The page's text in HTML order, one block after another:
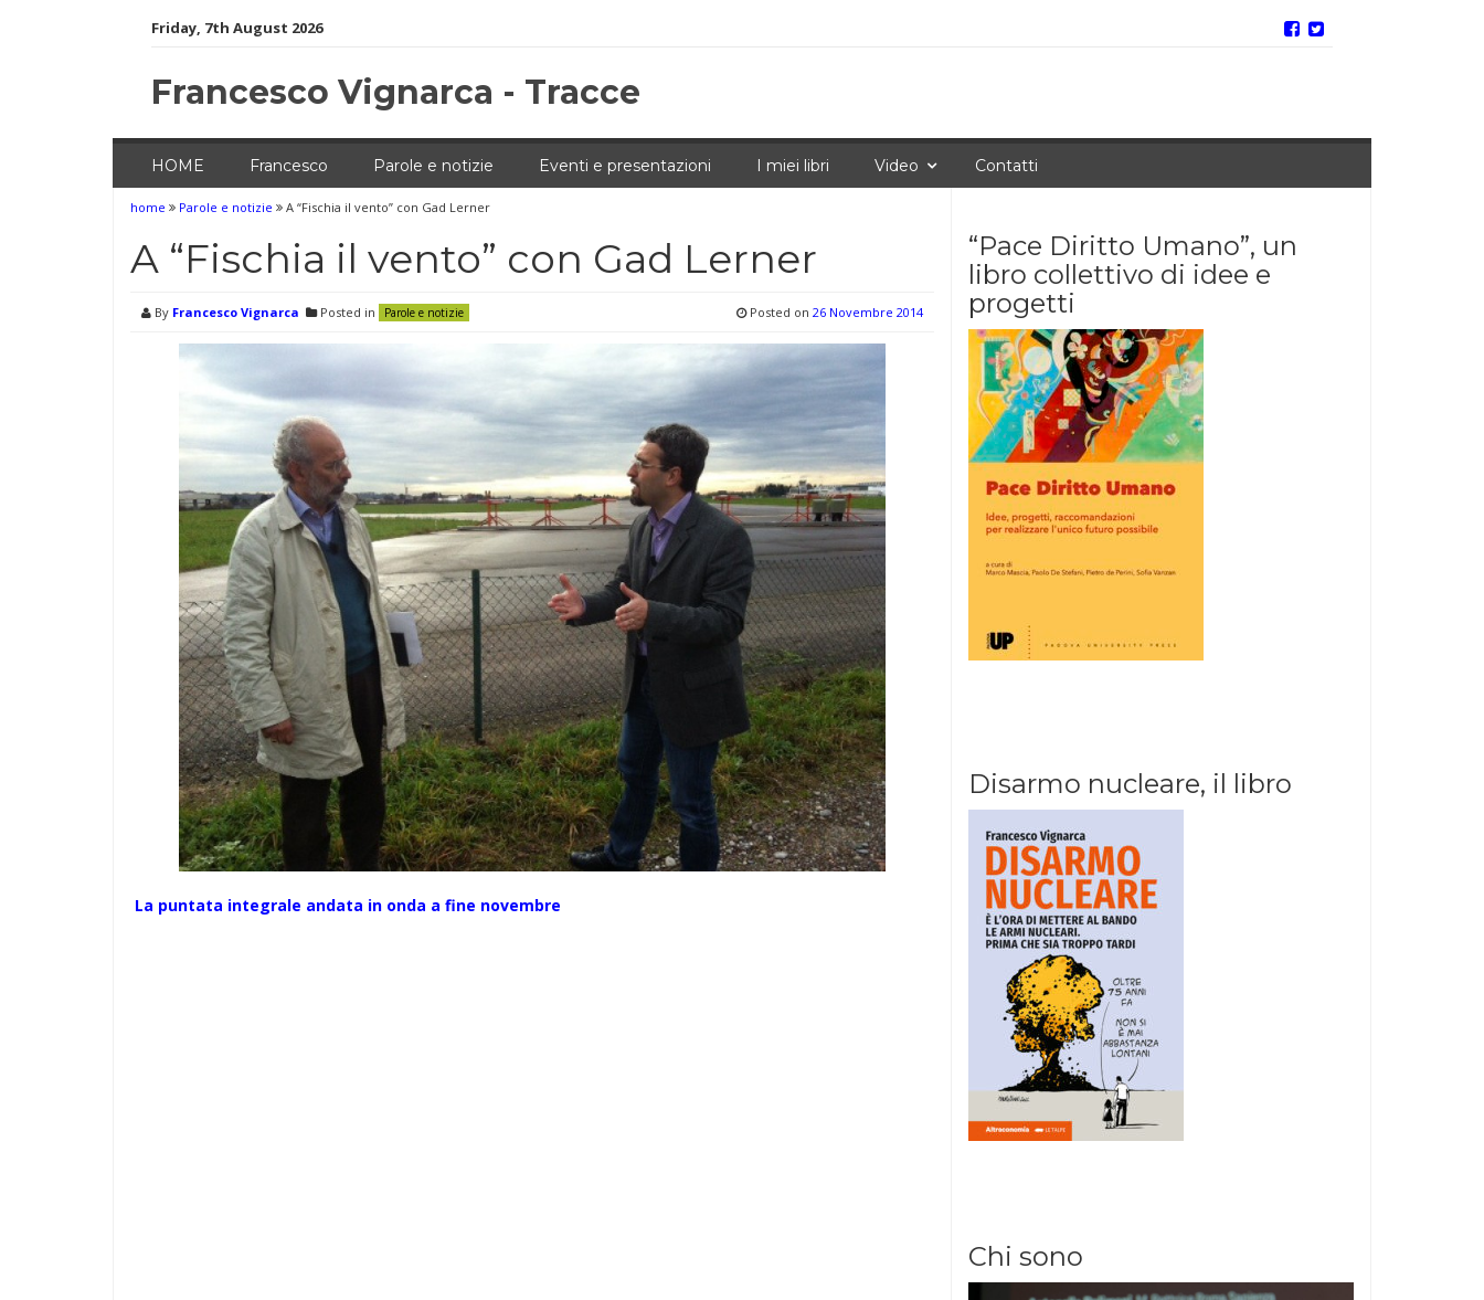
Friday, 7th August 2026
Francesco Vignarca - Tracce
HOME Francesco Parole e notizie Eventi e presentazioni I miei libri Video Contatti
home Parole e notizie A “Fischia il vento” con Gad Lerner
A “Fischia il vento” con Gad Lerner
By Francesco Vignarca Posted in Parole e notizie Posted on 26 Novembre 2014
La puntata integrale andata in onda a fine novembre
“Pace Diritto Umano”, un
libro collettivo di idee e
progetti
Disarmo nucleare, il libro
Chi sono